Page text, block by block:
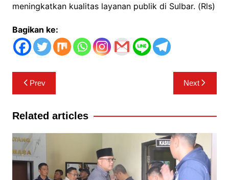
meningkatkan kualitas layanan publik di Sulbar. (Rls)
Bagikan ke:
Navigasi
pos
Prev Next
Related articles